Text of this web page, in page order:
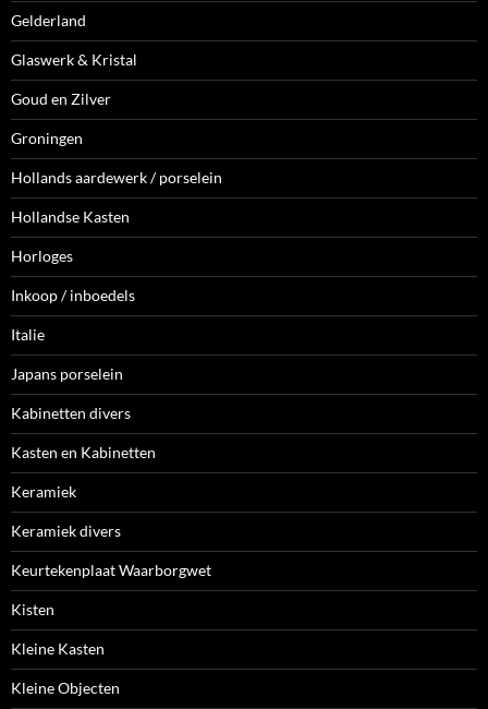
Gelderland
Glaswerk & Kristal
Goud en Zilver
Groningen
Hollands aardewerk / porselein
Hollandse Kasten
Horloges
Inkoop / inboedels
Italie
Japans porselein
Kabinetten divers
Kasten en Kabinetten
Keramiek
Keramiek divers
Keurtekenplaat Waarborgwet
Kisten
Kleine Kasten
Kleine Objecten